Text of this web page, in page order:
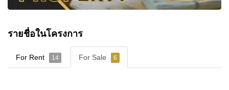
รายชื่อในโครงการ
For Rent 14 For Sale 6